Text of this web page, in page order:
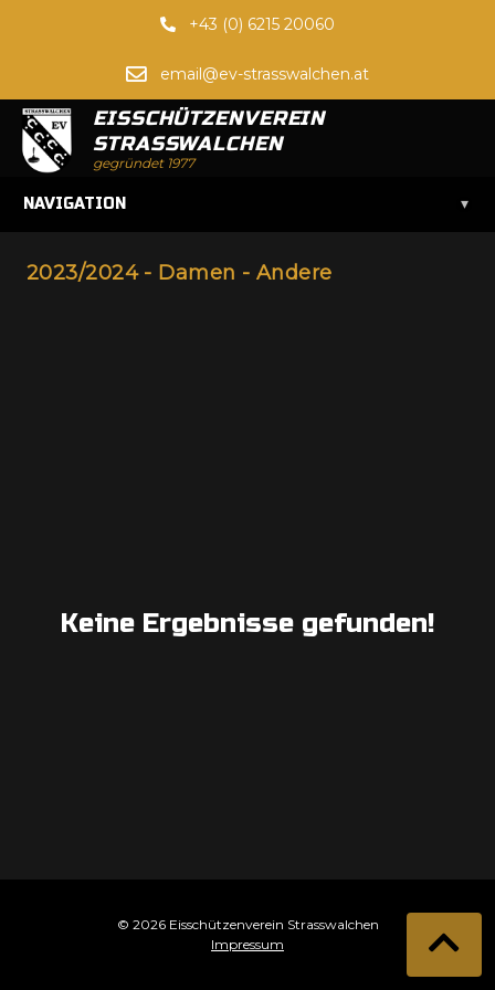
+43 (0) 6215 20060
email@ev-strasswalchen.at
EISSCHÜTZENVEREIN
STRASSWALCHEN
gegründet 1977
NAVIGATION ▾
2023/2024 - Damen - Andere
Keine Ergebnisse gefunden!
© 2026 Eisschützenverein Strasswalchen
Impressum